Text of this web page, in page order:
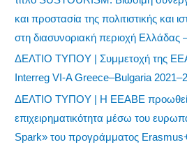
και προστασία της πολιτιστικής και
στη διασυνοριακή περιοχή Ελλάδας
ΔΕΛΤΙΟ ΤΥΠΟΥ | Συμμετοχή της
Interreg VI-A Greece–Bulgaria
ΔΕΛΤΙΟ ΤΥΠΟΥ | Η ΕΕΑΒΕ προωθεί
επιχειρηματικότητα μέσω του
Spark» του προγράμματος